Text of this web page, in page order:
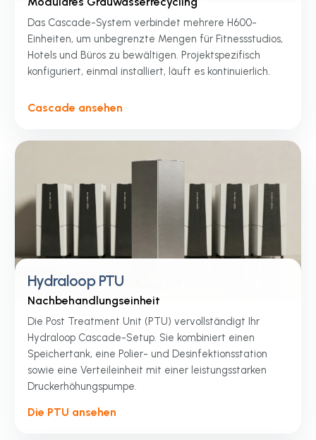
Das Cascade-System verbindet mehrere H600-
Einheiten, um unbegrenzte Mengen für Fitnessstudios,
Hotels und Büros zu bewältigen. Projektspezifisch
konfiguriert, einmal installiert, läuft es kontinuierlich.
Cascade ansehen
Hydraloop PTU
Nachbehandlungseinheit
Die Post Treatment Unit (PTU) vervollständigt Ihr
Hydraloop Cascade-Setup. Sie kombiniert einen
Speichertank, eine Polier- und Desinfektionsstation
sowie eine Verteileinheit mit einer leistungsstarken
Druckerhöhungspumpe.
Die PTU ansehen